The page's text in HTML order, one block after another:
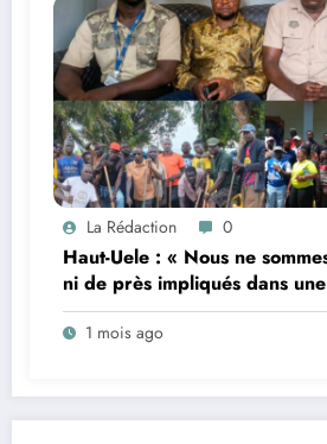
La Rédaction 0
Haut-Uele : « Nous ne
ni de près impliqués dans
au projet de changement de
Constitution ; nos
1 mois ago